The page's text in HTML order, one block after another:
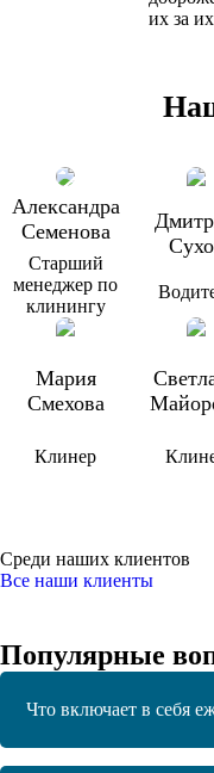
их за
Александра
Семенова
Старший
менеджер по
клинингу
Мария
Смехова
Клинер
Среди наших клиентов
Все наши клиенты
Популярные
Что включает в себя